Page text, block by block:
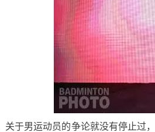
关于男运动员的争论就没有停止过